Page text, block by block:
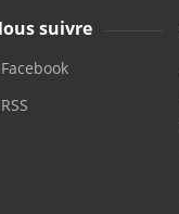
suivre
Facebook
RSS